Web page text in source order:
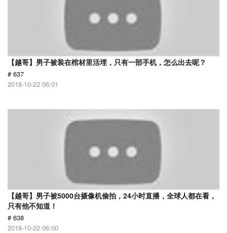
【越哥】男子被装在棺材里活埋，只有一部手机，怎么出去呢？
# 637
2018-10-22 06:01
【越哥】男子被5000台摄像机偷拍，24小时直播，全球人都在看，
只有他不知道！
# 638
2018-10-22 06:00